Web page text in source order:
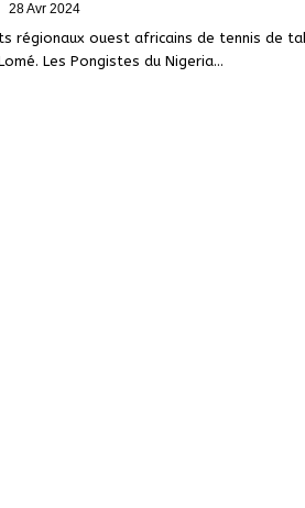
28 Avr 2024
régionaux ouest africains de tennis de
Les Pongistes du Nigeria…